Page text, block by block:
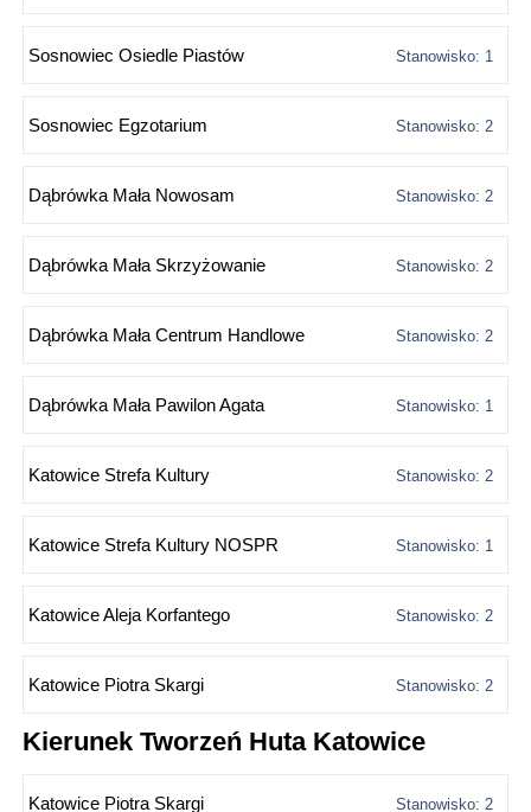
Sosnowiec Osiedle Piastów Stanowisko: 1
Sosnowiec Egzotarium Stanowisko: 2
Dąbrówka Mała Nowosam Stanowisko: 2
Dąbrówka Mała Skrzyżowanie Stanowisko: 2
Dąbrówka Mała Centrum Handlowe Stanowisko: 2
Dąbrówka Mała Pawilon Agata Stanowisko: 1
Katowice Strefa Kultury Stanowisko: 2
Katowice Strefa Kultury NOSPR Stanowisko: 1
Katowice Aleja Korfantego Stanowisko: 2
Katowice Piotra Skargi Stanowisko: 2
Kierunek Tworzeń Huta Katowice
Katowice Piotra Skargi Stanowisko: 2